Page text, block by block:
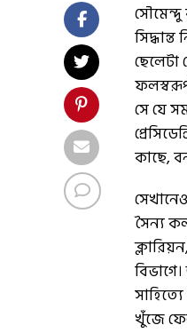
ছেলেটা
সে যে
কাছে,
সৈন্য
খুঁজে